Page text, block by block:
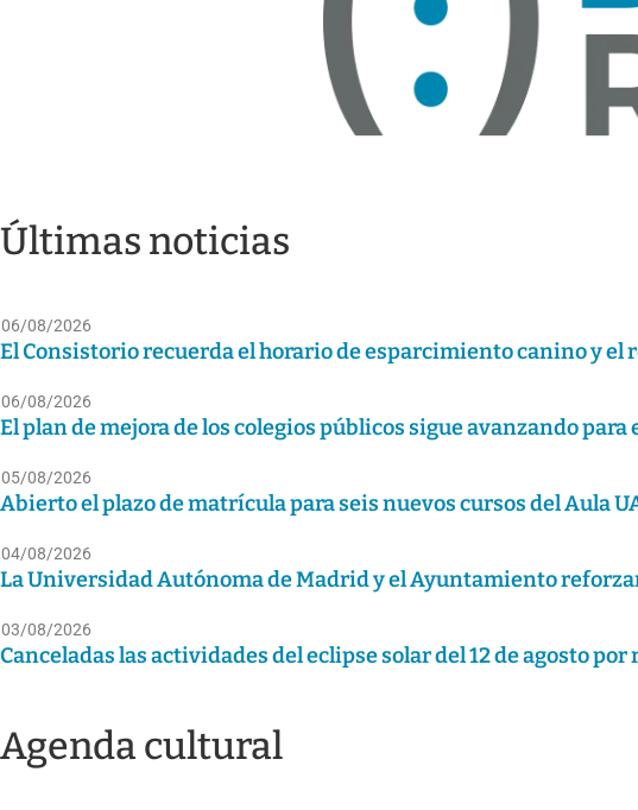
Últimas noticias
06/08/2026
El Consistorio recuerda el horario de esparcimiento canino y el
06/08/2026
El plan de mejora de los colegios públicos sigue avanzando
05/08/2026
Abierto el plazo de matrícula para seis nuevos cursos del Aula
04/08/2026
La Universidad Autónoma de Madrid y el Ayuntamiento
03/08/2026
Canceladas las actividades del eclipse solar del 12 de agosto
Agenda cultural